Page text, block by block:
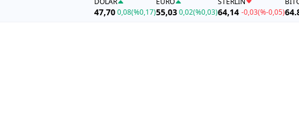
47,700,08(%0,17)55,03 0,02(%0,03)64,14 -0,03(%-0,05)